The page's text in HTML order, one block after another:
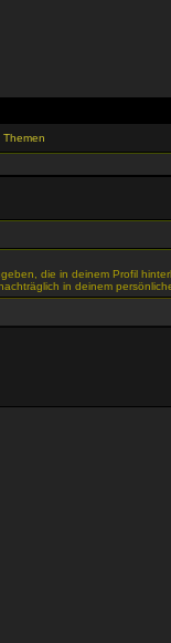
Themen
die in deinem Profil
in deinem